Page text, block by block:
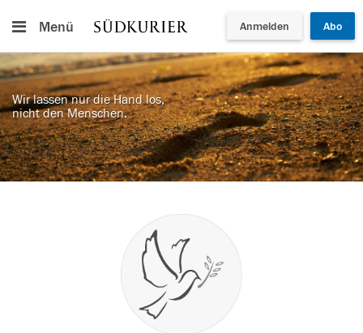
Menü Anmelden Abo
Wir lassen nur die Hand los,
nicht den Menschen.